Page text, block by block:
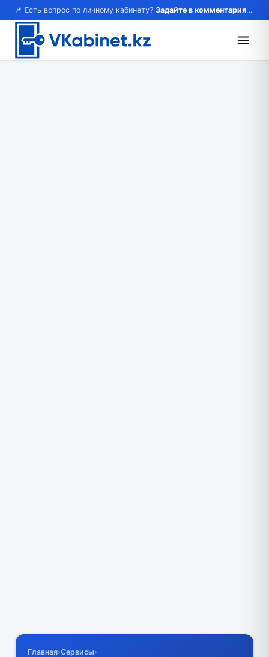
📌 Есть вопрос по личному кабинету? Задайте в комментариях — ответим!
Главная›Сервисы›